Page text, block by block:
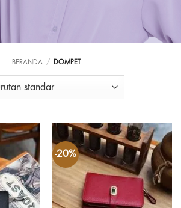
BERANDA / DOMPET
-20%